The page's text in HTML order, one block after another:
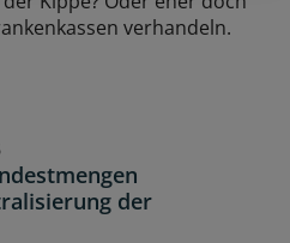
verhandeln.
der